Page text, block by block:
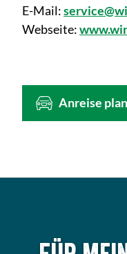
E-Mail:
Webseite:
Anreise